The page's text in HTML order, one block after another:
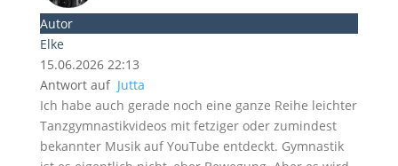
Autor
Elke
15.06.2026 22:13
Antwort auf Jutta
Ich habe auch gerade noch eine ganze Reihe leichter
Tanzgymnastikvideos mit fetziger oder zumindest
bekannter Musik auf YouTube entdeckt. Gymnastik